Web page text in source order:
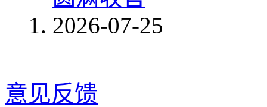
2026-07-25
意见反馈